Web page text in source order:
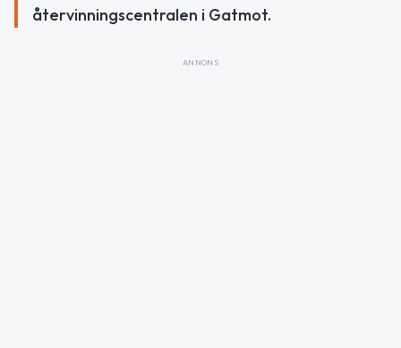
återvinningscentralen i Gatmot.
ANNONS